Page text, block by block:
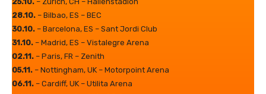
28.10. – Bilbao, ES – BEC
30.10. – Barcelona, ES – Sant Jordi Club
31.10. – Madrid, ES – Vistalegre Arena
02.11. – Paris, FR – Zenith
05.11. – Nottingham, UK – Motorpoint Arena
06.11. – Cardiff, UK – Utilita Arena